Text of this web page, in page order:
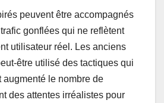
peuvent être accompagnés
gonflées qui ne reflètent
utilisateur réel. Les anciens
être utilisé des tactiques qui
augmenté le nombre de
des attentes irréalistes pour